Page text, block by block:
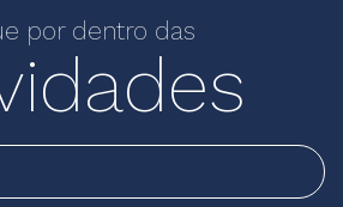
por dentro das